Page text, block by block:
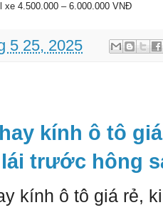
xe 4.500.000 – 6.000.000 VNĐ
5 25, 2025
kính ô tô
trước hông
kính ô tô giá rẻ,